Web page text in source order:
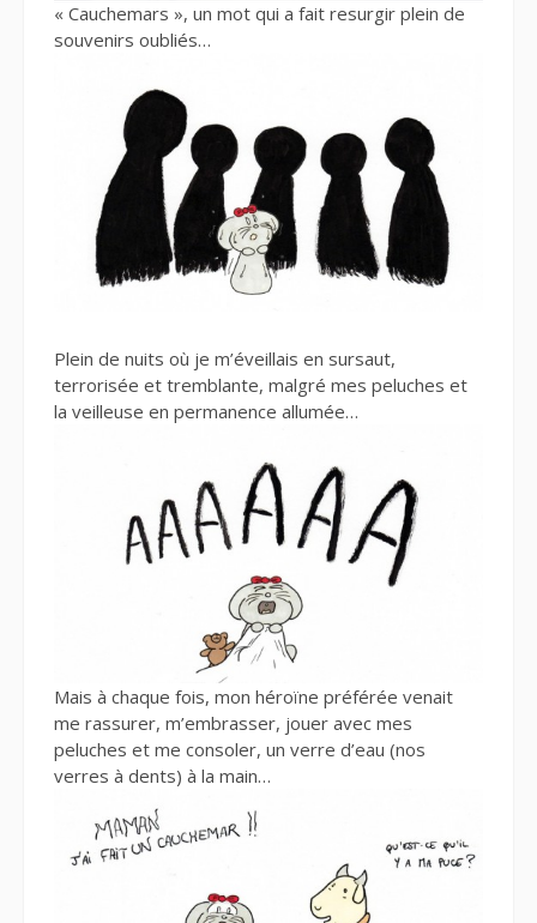
« Cauchemars », un mot qui a fait resurgir plein de
souvenirs oubliés…
Plein de nuits où je m’éveillais en sursaut,
terrorisée et tremblante, malgré mes peluches et
la veilleuse en permanence allumée…
Mais à chaque fois, mon héroïne préférée venait
me rassurer, m’embrasser, jouer avec mes
peluches et me consoler, un verre d’eau (nos
verres à dents) à la main…